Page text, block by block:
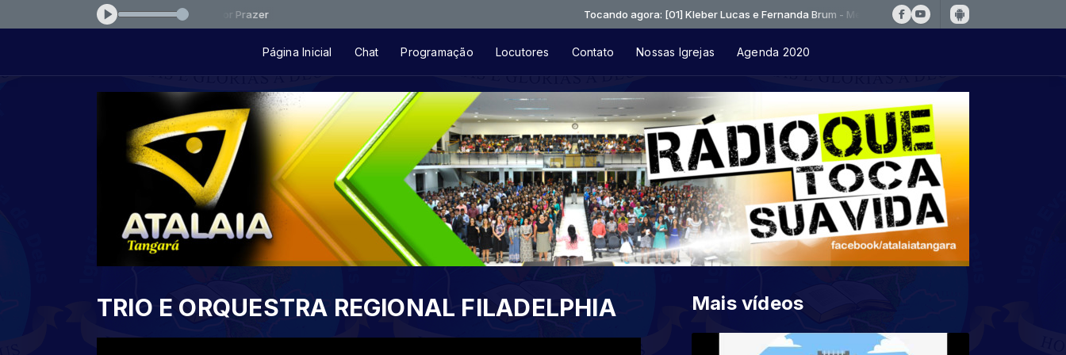
Lucas e Fernanda Brum - Meu Maior Prazer Tocando agora: [01] Kleber Lucas e Fernanda Brum - Meu Maior Prazer
Página Inicial Chat Programação Locutores Contato Nossas Igrejas Agenda 2020
TRIO E ORQUESTRA REGIONAL FILADELPHIA Mais vídeos